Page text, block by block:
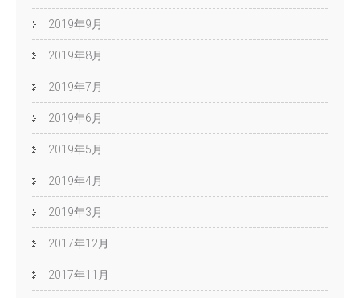
2019年9月
2019年8月
2019年7月
2019年6月
2019年5月
2019年4月
2019年3月
2017年12月
2017年11月